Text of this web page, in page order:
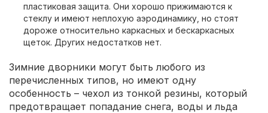
пластиковая защита. Они хорошо прижимаются к
стеклу и имеют неплохую аэродинамику, но стоят
дороже относительно каркасных и бескаркасных
щеток. Других недостатков нет.
Зимние дворники могут быть любого из
перечисленных типов, но имеют одну
особенность – чехол из тонкой резины, который
предотвращает попадание снега, воды и льда